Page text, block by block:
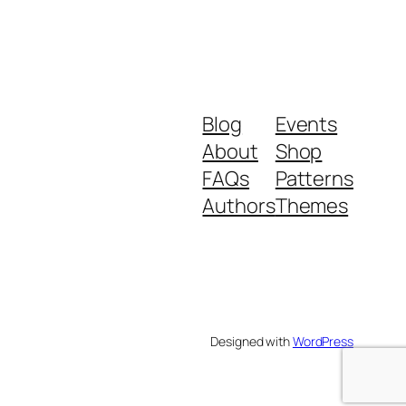
Blog
About
FAQs
Authors
Events
Shop
Patterns
Themes
Designed withWordPress